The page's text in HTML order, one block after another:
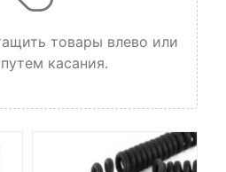
товары влево или
касания.